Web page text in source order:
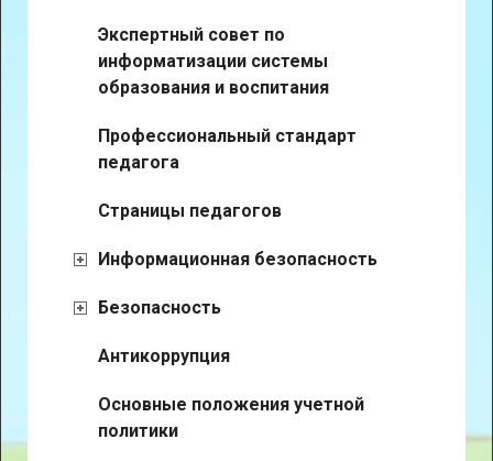
Экспертный совет по
информатизации системы
образования и воспитания
Профессиональный стандарт
педагога
Страницы педагогов
Информационная безопасность
Безопасность
Антикоррупция
Основные положения учетной
политики